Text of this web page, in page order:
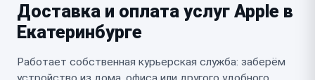
Доставка и оплата услуг Apple в
Екатеринбурге
Работает собственная курьерская служба: заберём